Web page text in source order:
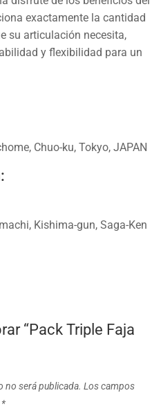
exactamente la cantidad
su articulación necesita,
y flexibilidad para un
Chuo-ku, Tokyo, JAPAN
Kishima-gun, Saga-Ken
“Pack Triple Faja
no será publicada. Los campos
*